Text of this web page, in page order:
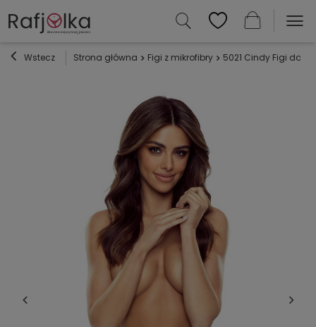
Wstecz Strona główna Figi z mikrofibry 5021 Cindy Figi